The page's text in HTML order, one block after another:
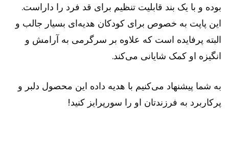
بوده و با یک بند قابلیت تنظیم برای قد فرد را داراست.
این پاپت به خصوص برای کودکان هدیه‌ای بسیار جالب و
البته پرفایده است که علاوه بر سرگرمی به آرامش و
انگیزه او کمک شایانی می‌کند.
به شما پیشنهاد می‌کنیم با هدیه داده این محصول دلبر و
پرکاربرد به فرزندتان او را سورپرایز کنید!